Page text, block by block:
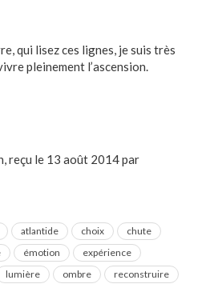
qui lisez ces lignes, je suis très
pleinement l’ascension.
reçu le 13 août 2014 par
atlantide choix
chute
émotion
expérience
lumière ombre
reconstruire